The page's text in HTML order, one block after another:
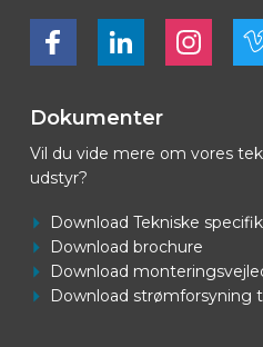
Bekijk ons op FacebookBekijk ons op LinkedInBekijk ons op
Dokumenter
Vil du vide mere om vores
udstyr?
Download Tekniske
Download brochure
Download
Download strømforsyning